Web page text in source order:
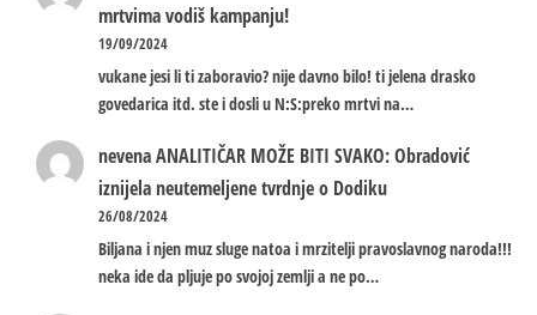
mrtvima vodiš kampanju!
19/09/2024
vukane jesi li ti zaboravio? nije davno bilo! ti jelena drasko
govedarica itd. ste i dosli u N:S:preko mrtvi na…
nevenaANALITIČAR MOŽE BITI SVAKO: Obradović
iznijela neutemeljene tvrdnje o Dodiku
26/08/2024
Biljana i njen muz sluge natoa i mrzitelji pravoslavnog naroda!!!
neka ide da pljuje po svojoj zemlji a ne po…